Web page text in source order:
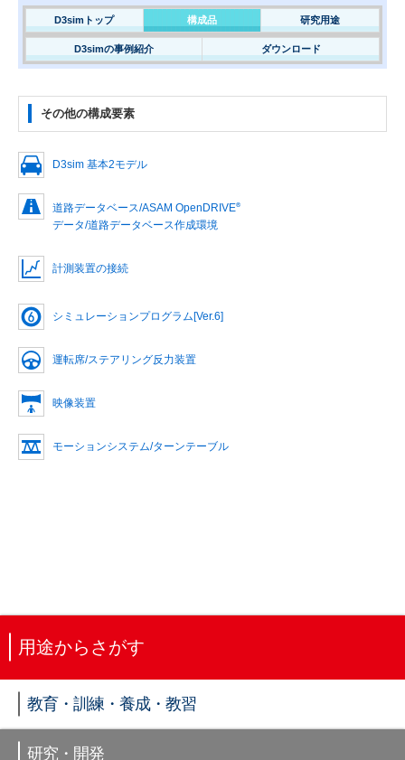
D3simトップ 構成品 研究用途
D3simの事例紹介 ダウンロード
その他の構成要素
D3sim 基本2モデル
道路データベース/ASAM OpenDRIVE®
データ/道路データベース作成環境
計測装置の接続
シミュレーションプログラム[Ver.6]
運転席/ステアリング反力装置
映像装置
モーションシステム/ターンテーブル
用途からさがす
教育・訓練・養成・教習
研究・開発